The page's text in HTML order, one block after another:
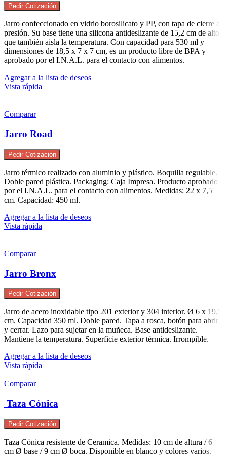
Pedir Cotización
Jarro confeccionado en vidrio borosilicato y PP, con tapa de cierre a
presión. Su base tiene una silicona antideslizante de 15,2 cm de alto
que también aisla la temperatura. Con capacidad para 530 ml y
dimensiones de 18,5 x 7 x 7 cm, es un producto libre de BPA y
aprobado por el I.N.A.L. para el contacto con alimentos.
Agregar a la lista de deseos
Vista rápida
Comparar
Jarro Road
Pedir Cotización
Jarro térmico realizado con aluminio y plástico. Boquilla regulable.
Doble pared plástica. Packaging: Caja Impresa. Producto aprobado
por el I.N.A.L. para el contacto con alimentos. Medidas: 22 x 7,5
cm. Capacidad: 450 ml.
Agregar a la lista de deseos
Vista rápida
Comparar
Jarro Bronx
Pedir Cotización
Jarro de acero inoxidable tipo 201 exterior y 304 interior. Ø 6 x 19,5
cm. Capacidad 350 ml. Doble pared. Tapa a rosca, botón para abrir
y cerrar. Lazo para sujetar en la muñeca. Base antideslizante.
Mantiene la temperatura. Superficie exterior térmica. Irrompible.
Agregar a la lista de deseos
Vista rápida
Comparar
Taza Cónica
Pedir Cotización
Taza Cónica resistente de Ceramica. Medidas: 10 cm de altura / 6
cm Ø base / 9 cm Ø boca. Disponible en blanco y colores varios.